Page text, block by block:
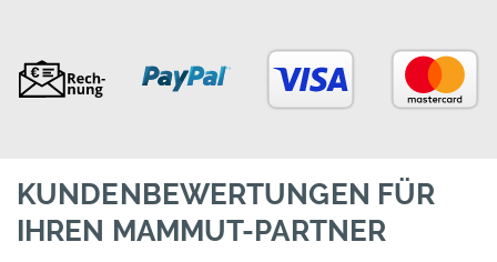
KUNDENBEWERTUNGEN FÜR
IHREN MAMMUT-PARTNER